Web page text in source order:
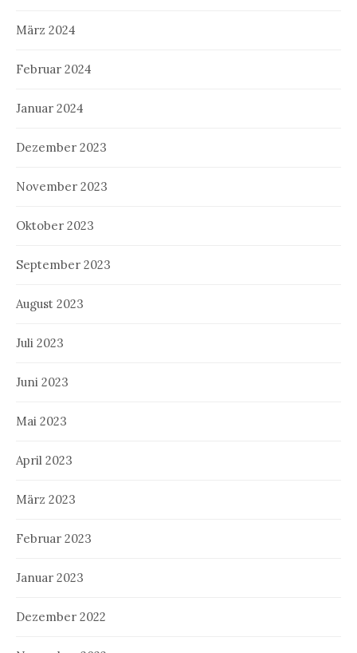
März 2024
Februar 2024
Januar 2024
Dezember 2023
November 2023
Oktober 2023
September 2023
August 2023
Juli 2023
Juni 2023
Mai 2023
April 2023
März 2023
Februar 2023
Januar 2023
Dezember 2022